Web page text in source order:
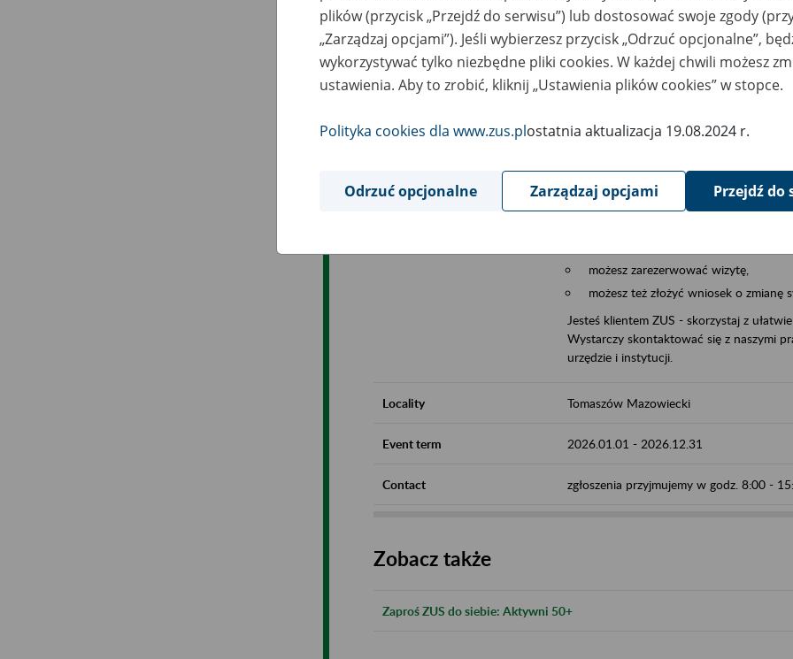
masz dostęp do informacji o stanie
masz dostęp do informacji o
Jeśli jesteś płatnikiem składek (np.
możesz skorzystać z aplikacji
ubezpieczeń, wypełnisz i
ZUS,
możesz złożyć wniosek o wydanie
masz dostęp do zwolnień lekarskich
Jeśli jesteś świadczeniobiorcą
masz dostęp m.in. do formularza
do formularza PIT 40A, czyli
możesz zarezerwować wizytę,
możesz też złożyć wniosek o zmianę
Jesteś klientem ZUS - skorzystaj z
Wystarczy skontaktować się z naszymi
urzędzie i instytucji.
Locality Tomaszów Mazowiecki
Event term 2026.01.01 - 2026.12.31
Contact zgłoszenia przyjmujemy w godz. 8:00 -
Zobacz także
Zaproś ZUS do siebie: Aktywni 50+
plików (przycisk „Przejdź do serwisu”) lub dostosować swoje zgody
„Zarządzaj opcjami”). Jeśli wybierzesz przycisk „Odrzuć opcjonalne”,
wykorzystywać tylko niezbędne pliki cookies. W każdej chwili możesz
ustawienia. Aby to zrobić, kliknij „Ustawienia plików cookies” w stopce.
Polityka cookies dla www.zus.plostatnia aktualizacja 19.08.2024 r.
Odrzuć opcjonalne Zarządzaj opcjami Przejdź do